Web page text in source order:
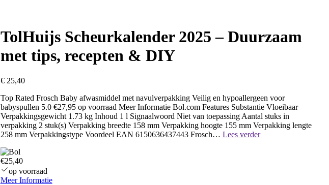
TolHuijs Scheurkalender 2025 – Duurzaam
met tips, recepten & DIY
€25,40
Top Rated Frosch Baby afwasmiddel met navulverpakking Veilig en hypoallergeen voor
babyspullen 5.0 €27,95 op voorraad Meer Informatie Bol.com Features Substantie Vloeibaar
Verpakkingsgewicht 1.73 kg Inhoud 1 l Signaalwoord Niet van toepassing Aantal stuks in
verpakking 2 stuk(s) Verpakking breedte 158 mm Verpakking hoogte 155 mm Verpakking lengte
258 mm Verpakkingstype Voordeel EAN 6150636437443 Frosch… Lees verderNaamloos
€25,40
op voorraad
Meer Informatie